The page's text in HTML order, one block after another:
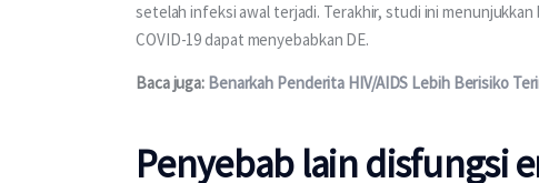
setelah infeksi awal terjadi. Terakhir, studi ini
COVID-19 dapat menyebabkan DE.
Baca juga: Benarkah Penderita HIV/AIDS Lebih Berisiko
Penyebab lain disfungsi